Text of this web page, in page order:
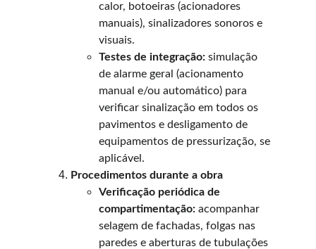
calor, botoeiras (acionadores
manuais), sinalizadores sonoros e
visuais.
Testes de integração: simulação
de alarme geral (acionamento
manual e/ou automático) para
verificar sinalização em todos os
pavimentos e desligamento de
equipamentos de pressurização, se
aplicável.
Procedimentos durante a obra
Verificação periódica de
compartimentação: acompanhar
selagem de fachadas, folgas nas
paredes e aberturas de tubulações